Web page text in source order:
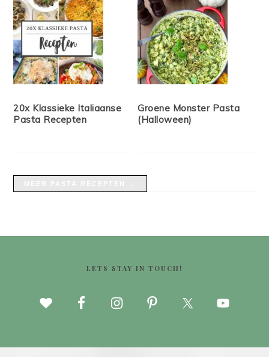
20x Klassieke Italiaanse
Pasta Recepten
Groene Monster Pasta
(Halloween)
LETS STAY IN TOUCH!